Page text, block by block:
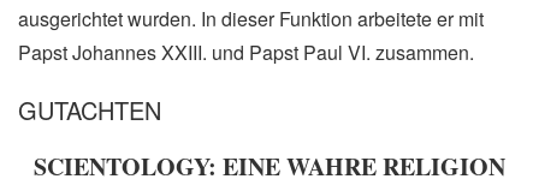
ausgerichtet wurden. In dieser Funktion arbeitete er mit
Papst Johannes XXIII. und Papst Paul VI. zusammen.
GUTACHTEN
SCIENTOLOGY: EINE WAHRE RELIGION